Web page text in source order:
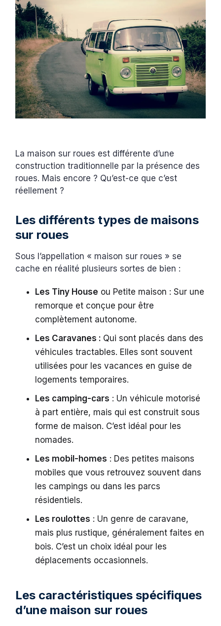
La maison sur roues est différente d’une
construction traditionnelle par la présence des
roues. Mais encore ? Qu’est-ce que c’est
réellement ?
Les différents types de maisons
sur roues
Sous l’appellation « maison sur roues » se
cache en réalité plusieurs sortes de bien :
Les Tiny House ou Petite maison : Sur une
remorque et conçue pour être
complètement autonome.
Les Caravanes : Qui sont placés dans des
véhicules tractables. Elles sont souvent
utilisées pour les vacances en guise de
logements temporaires.
Les camping-cars : Un véhicule motorisé
à part entière, mais qui est construit sous
forme de maison. C’est idéal pour les
nomades.
Les mobil-homes : Des petites maisons
mobiles que vous retrouvez souvent dans
les campings ou dans les parcs
résidentiels.
Les roulottes : Un genre de caravane,
mais plus rustique, généralement faites en
bois. C’est un choix idéal pour les
déplacements occasionnels.
Les caractéristiques spécifiques
d’une maison sur roues